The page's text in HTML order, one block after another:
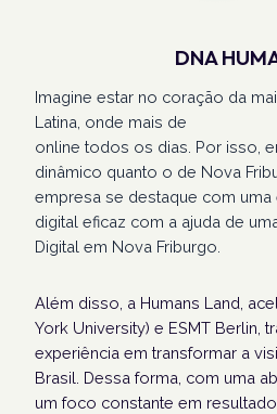
DNA
Imagine estar no coração da
Latina, onde mais de
online todos os dias. Por isso,
dinâmico quanto o de Nova
empresa se destaque com uma
digital eficaz com a ajuda de
Digital em Nova Friburgo.
Além disso, a Humans Land,
York University) e ESMT Berlin,
experiência em transformar a
Brasil. Dessa forma, com uma
um foco constante em